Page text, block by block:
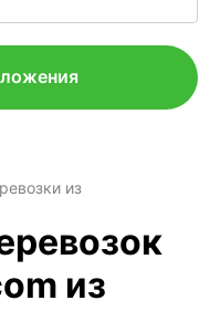
из
из